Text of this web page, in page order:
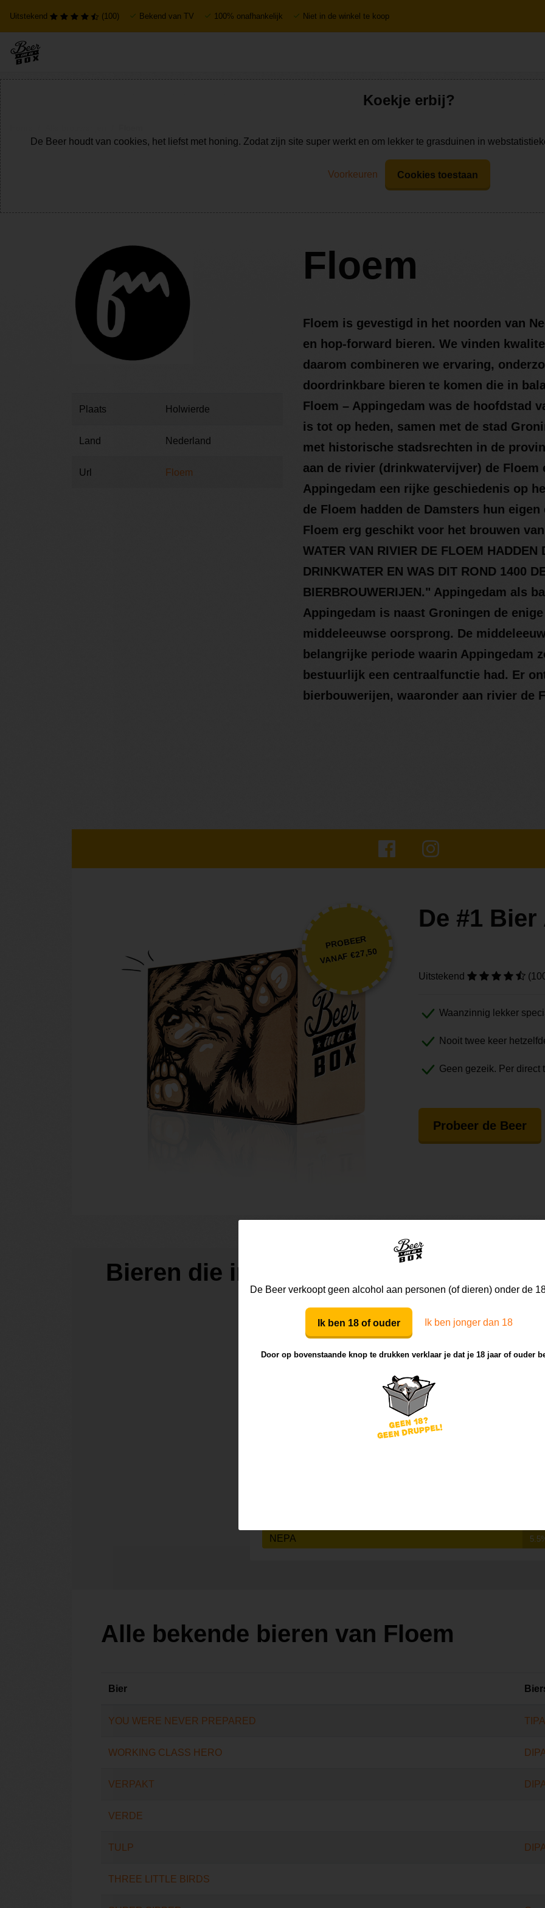
Uitstekend (100) Bekend van TV 100% onafhankelijk Niet in de winkel te koop
Plaats Holwierde
Land Nederland
Url Floem
Floem
Floem is gevestigd in het noorden van
en hop-forward bieren. We vinden
daarom combineren we ervaring,
doordrinkbare bieren te komen die in
Floem – Appingedam was de hoofdstad
is tot op heden, samen met de stad
met historische stadsrechten in de
aan de rivier (drinkwatervijver) de Floem
Appingedam een rijke geschiedenis op
de Floem hadden de Damsters hun
Floem erg geschikt voor het brouwen van
WATER VAN RIVIER DE FLOEM HADDEN
DRINKWATER EN WAS DIT ROND 1400
BIERBROUWERIJEN." Appingedam als
Appingedam is naast Groningen de
middeleeuwse oorsprong. De
belangrijke periode waarin Appingedam
bestuurlijk een centraalfunctie had. Er
bierbouwerijen, waaronder aan rivier de
PROBEER
VANAF €27,50
De #1
Uitstekend
Waanzinnig lekker
Nooit twee keer
Geen gezeik. Per direct
Probeer de Beer
Bieren die in de selectie van de Beer
NEPA
Alle bekende bieren van Floem
Bier
YOU WERE NEVER PREPARED TIPA
WORKING CLASS HERO
VERPAKT
VERDE
TULP
THREE LITTLE BIRDS
De Beer verkoopt geen alcohol aan personen (of dieren) onder de
Ik ben 18 of ouder Ik ben jonger dan 18
Door op bovenstaande knop te drukken verklaar je dat je 18 jaar of ouder
Koekje erbij?
De Beer houdt van cookies, het liefst met honing. Zodat zijn site super werkt en om lekker te grasduinen in
Voorkeuren Cookies toestaan